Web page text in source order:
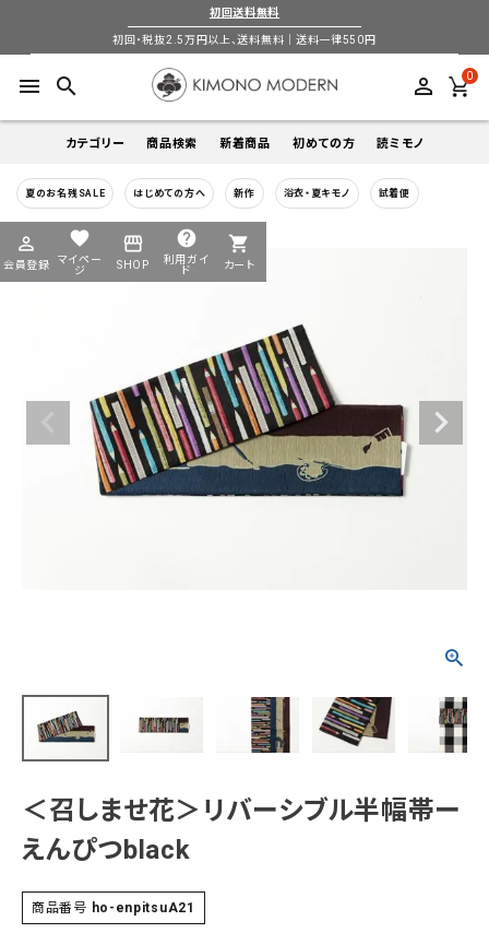
初回送料無料
初回・税抜2.5万円以上、送料無料｜送料一律550円
menu search perm_identity 0
カテゴリー
着物
帯
襦袢
小物
商品検索
キーワードから探す
夏季以外通年 春 夏
カテゴリーから探す
帯 羽織
セール商品
正絹 木綿・麻 ポリエステル その他
0-5,000円 5,000-10,000円
新着商品 初めての方 読ミモノ
夏のお名残SALE はじめての方へ 新作 浴衣・夏キモノ 試着便
perm_identity
会員登録
favorite
マイペー
ジ
storefront
SHOP
help
利用ガイ
ド
shopping_cart
カート
会員登録
ようこそ ゲスト 様
襦袢
羽織
小物
＜召しませ花＞リバーシブル半幅帯ー
えんぴつblack
商品番号 ho-enpitsuA21